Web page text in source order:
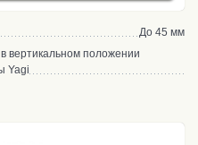
До 45 мм
вертикальном положении
Yagi